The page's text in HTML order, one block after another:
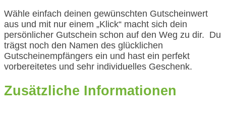
Wähle einfach deinen gewünschten Gutscheinwert
aus und mit nur einem „Klick“ macht sich dein
persönlicher Gutschein schon auf den Weg zu dir. Du
trägst noch den Namen des glücklichen
Gutscheinempfängers ein und hast ein perfekt
vorbereitetes und sehr individuelles Geschenk.
Zusätzliche Informationen